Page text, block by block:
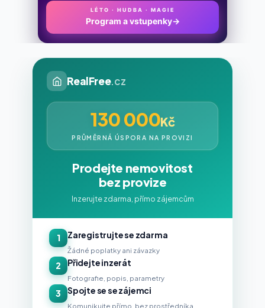
LÉTO · HUDBA · MAGIE
Program a vstupenky →
RealFree.cz
130 000Kč
PRŮMĚRNÁ ÚSPORA NA PROVIZI
Prodejte nemovitost
bez provize
Inzerujte zdarma, přímo zájemcům
1 Zaregistrujte se zdarma
Žádné poplatky ani závazky
2 Přidejte inzerát
Fotografie, popis, parametry
3 Spojte se se zájemci
Komunikujte přímo, bez prostředníka